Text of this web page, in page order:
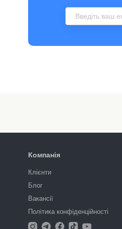
Компанія
Клієнти
Блог
Вакансії
Політика конфіденційності